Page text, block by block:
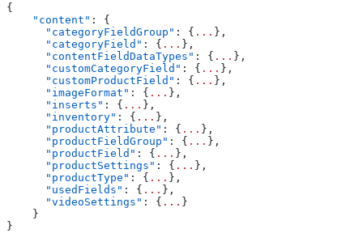
{
    "content"
: {
      "categoryFieldGroup"
: { ... },
      "categoryField"
: { ... },
      "contentFieldDataTypes"
: { ... },
      "customCategoryField"
: { ... },
      "customProductField"
: { ... },
      "imageFormat"
: { ... },
      "inserts"
: { ... },
      "inventory"
: { ... },
      "productAttribute"
: { ... },
      "productFieldGroup"
: { ... },
      "productField"
: { ... },
      "productSettings"
: { ... },
      "productType"
: { ... },
      "usedFields"
: { ... },
      "videoSettings"
: { ... }
    }
}